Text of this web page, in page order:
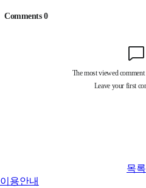
목록
이용안내